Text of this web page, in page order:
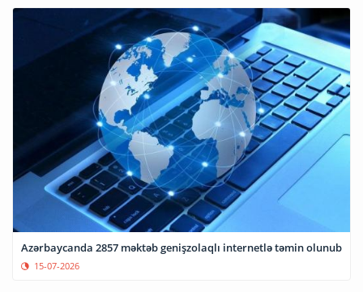
Azərbaycanda 2857 məktəb genişzolaqlı internetlə təmin olunub
15-07-2026